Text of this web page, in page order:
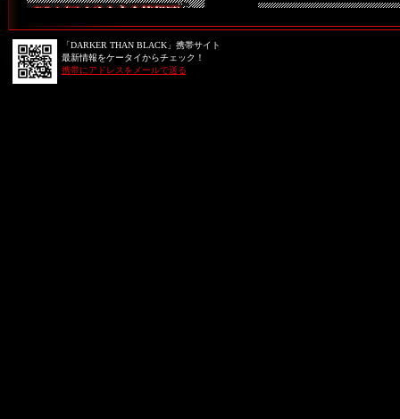
「DARKER THAN BLACK」携帯サイト
最新情報をケータイからチェック！
携帯にアドレスをメールで送る